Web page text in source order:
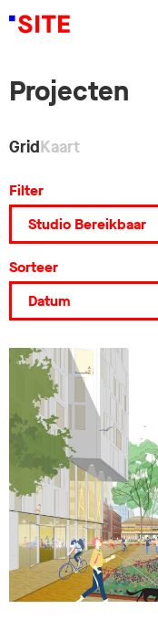
Projecten
GridKaart
Filter
Sorteer